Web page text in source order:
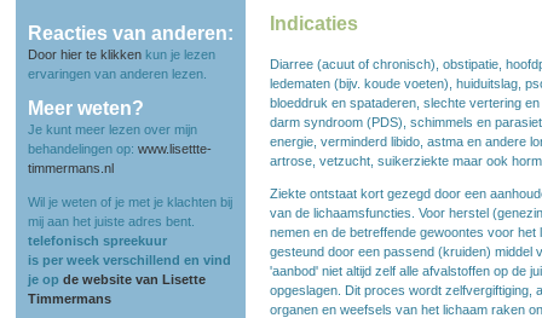
Reacties van anderen:
Door hier te klikken kun je lezen
ervaringen van anderen lezen.
Meer weten?
Je kunt meer lezen over mijn
behandelingen op: www.lisettte-
timmermans.nl
Wil je weten of je met je klachten bij
mij aan het juiste adres bent.
telefonisch spreekuur
is per week verschillend en vind
je op de website van Lisette
Timmermans
Indicaties
Diarree (acuut of chronisch), obstipatie,
ledematen (bijv. koude voeten), huiduitslag,
bloeddruk en spataderen, slechte vertering
darm syndroom (PDS), schimmels en
energie, verminderd libido, astma en andere
artrose, vetzucht, suikerziekte maar ook
Ziekte ontstaat kort gezegd door een
van de lichaamsfuncties. Voor herstel
nemen en de betreffende gewoontes voor
gesteund door een passend (kruiden) middel
'aanbod' niet altijd zelf alle afvalstoffen op de
opgeslagen. Dit proces wordt zelfvergiftiging,
organen en weefsels van het lichaam raken